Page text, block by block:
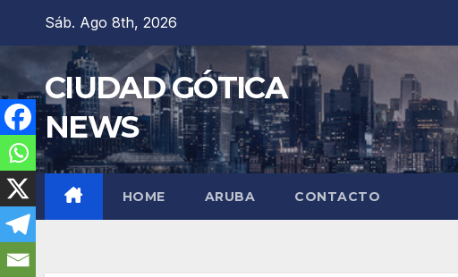
contenido
Sáb. Ago 8th, 2026
CIUDAD GÓTICA
NEWS
HOME ARUBA CONTACTO